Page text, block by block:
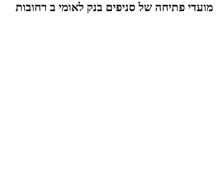
מועדי פתיחה של סניפים בנק לאומי ב רחובות